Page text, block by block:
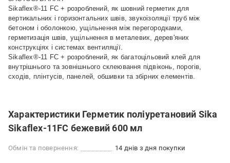
Sikaflex®-11 FC + розроблений, як шовний герметик для
вертикальних і горизонтальних швів, звукоізоляції труб між
бетоном і оболонкою, ущільнення між перегородками,
герметизація швів, ущільнення в металевих, дерев'яних
конструкціях і системах вентиляції.
Sikaflex®-11 FC + розроблений, як багатоцільовий клей для
внутрішнього та зовнішнього склеювання підвіконь, порогів,
сходів, плінтусів, панелей, обшивки та збірних елементів.
Характеристики Герметик поліуретановий Sika
Sikaflex-11FC бежевий 600 мл
Обмін та повернення: 14 днів з дня покупки